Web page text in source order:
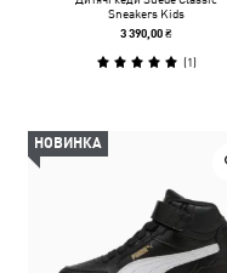
Sneakers Kids
3 390,00 ₴
(1)
НОВИНКА